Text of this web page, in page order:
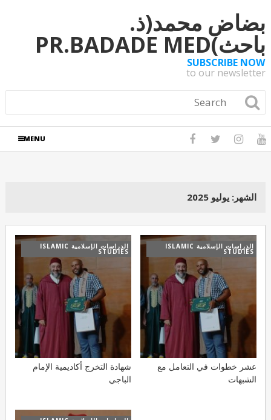
بضاض محمد(ذ.
باحث)PR.BADADE MED
SUBSCRIBE NOW
to our newsletter
MENU
الشهر: يوليو 2025
الدراسات الإسلامية ISLAMIC
STUDIES
شهادة التخرج أكاديمية الإمام
الباجي
الدراسات الإسلامية ISLAMIC
STUDIES
عشر خطوات في التعامل مع
الشبهات